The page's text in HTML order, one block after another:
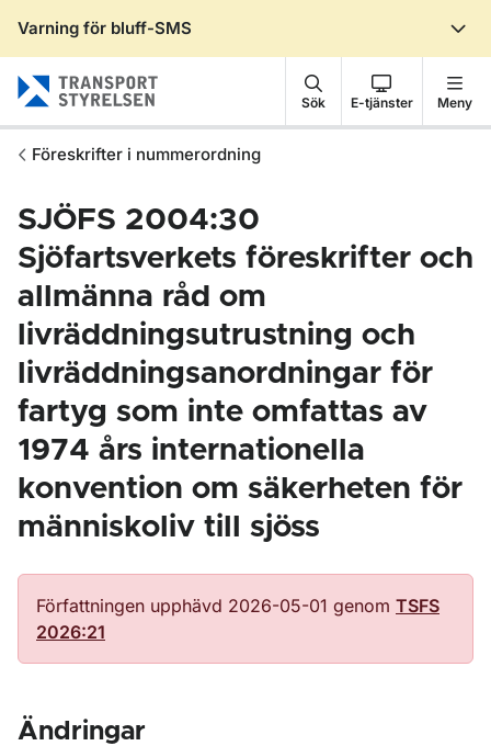
Varning för bluff-SMS
Sök E-tjänster Meny
Föreskrifter i nummerordning
SJÖFS 2004:30
Sjöfartsverkets föreskrifter och
allmänna råd om
livräddningsutrustning och
livräddningsanordningar för
fartyg som inte omfattas av
1974 års internationella
konvention om säkerheten för
människoliv till sjöss
Författningen upphävd 2026-05-01 genom TSFS
2026:21
Ändringar